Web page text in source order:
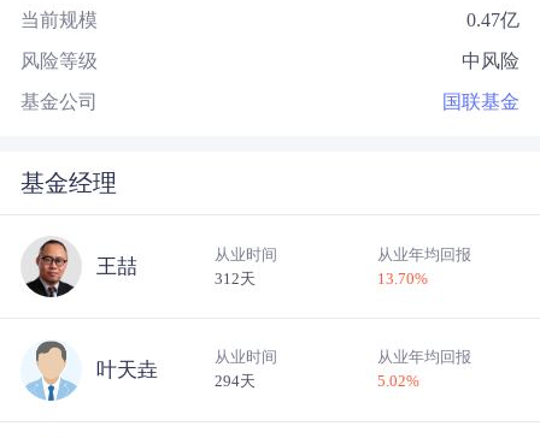
当前规模 0.47亿
风险等级 中风险
基金公司 国联基金
基金经理
王喆
从业时间
312天
从业年均回报
13.70%
叶天垚
从业时间
294天
从业年均回报
5.02%